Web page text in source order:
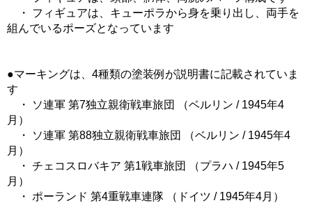
・ フィギュアは、キューポラから身を乗り出し、両手を
組んでいるポーズとなっています
●マーキングは、4種類の塗装例が説明書に記載されていま
す
・ ソ連軍 第7独立親衛戦車旅団 （ベルリン / 1945年4
月）
・ ソ連軍 第88独立親衛戦車旅団 （ベルリン / 1945年4
月）
・ チェコスロバキア 第1戦車旅団 （プラハ / 1945年5
月）
・ ポーランド 第4重戦車連隊 （ドイツ / 1945年4月）